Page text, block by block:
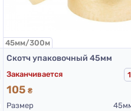
45мм/300м
Скотч упаковочный 45мм
Заканчивается
105₴
Размер